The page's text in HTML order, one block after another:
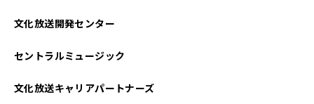
文化放送開発センター
セントラルミュージック
文化放送キャリアパートナーズ